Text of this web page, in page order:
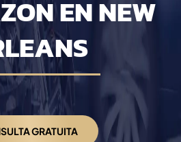
EN NEW
GRATUITA